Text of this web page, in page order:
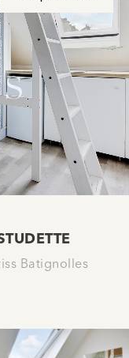
Batignolles